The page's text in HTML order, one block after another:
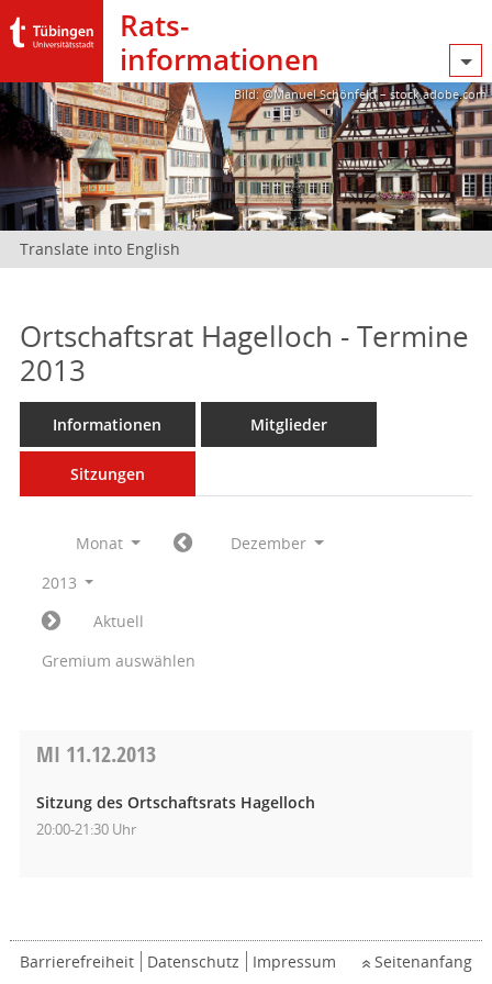
Rats­
informationen
Bild: @Manuel Schönfeld – stock.adobe.com
Translate into English
Ortschaftsrat Hagelloch - Termine
2013
Informationen Mitglieder
Sitzungen
Monat
Dezember
2013
Aktuell
Gremium auswählen
MI 11.12.2013
Sitzung des Ortschaftsrats Hagelloch
20:00-21:30 Uhr
Barrierefreiheit Datenschutz Impressum Seitenanfang